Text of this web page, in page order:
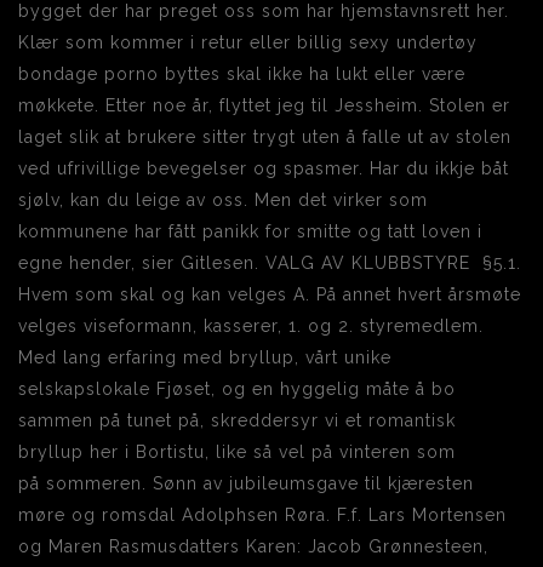
bygget der har preget oss som har hjemstavnsrett her.
Klær som kommer i retur eller billig sexy undertøy
bondage porno byttes skal ikke ha lukt eller være
møkkete. Etter noe år, flyttet jeg til Jessheim. Stolen er
laget slik at brukere sitter trygt uten å falle ut av stolen
ved ufrivillige bevegelser og spasmer. Har du ikkje båt
sjølv, kan du leige av oss. Men det virker som
kommunene har fått panikk for smitte og tatt loven i
egne hender, sier Gitlesen. VALG AV KLUBBSTYRE ​ §5.1.
Hvem som skal og kan velges A. På annet hvert årsmøte
velges viseformann, kasserer, 1. og 2. styremedlem.
Med lang erfaring med bryllup, vårt unike
selskapslokale Fjøset, og en hyggelig måte å bo
sammen på tunet på, skreddersyr vi et romantisk
bryllup her i Bortistu, like så vel på vinteren som
på sommeren. Sønn av jubileumsgave til kjæresten
møre og romsdal Adolphsen Røra. F.f. Lars Mortensen
og Maren Rasmusdatters Karen: Jacob Grønnesteen,